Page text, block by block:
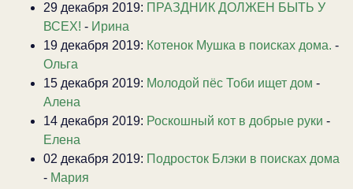
29 декабря 2019: ПРАЗДНИК ДОЛЖЕН БЫТЬ У
ВСЕХ! - Ирина
19 декабря 2019: Котенок Мушка в поисках дома. -
Ольга
15 декабря 2019: Молодой пёс Тоби ищет дом -
Алена
14 декабря 2019: Роскошный кот в добрые руки -
Елена
02 декабря 2019: Подросток Блэки в поисках дома
- Мария